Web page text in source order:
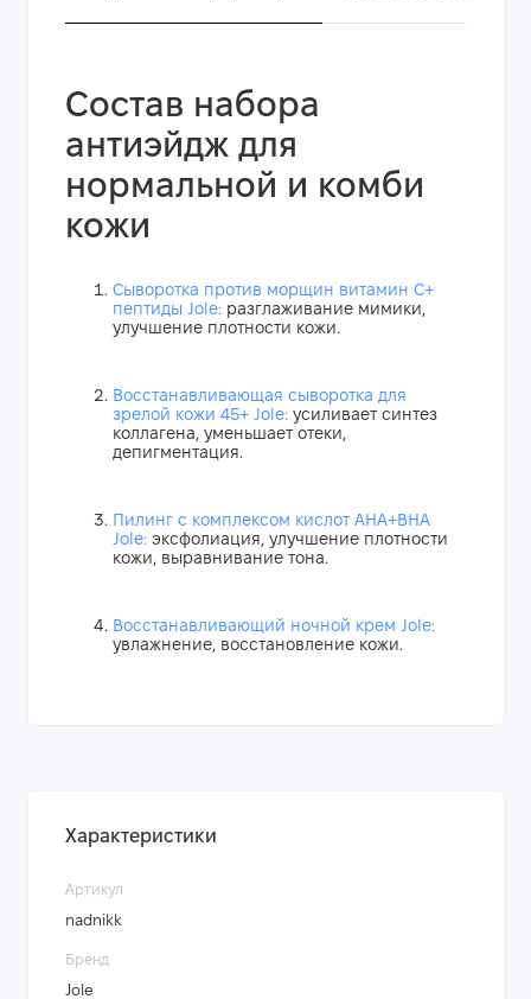
Состав набора
антиэйдж для
нормальной и комби
кожи
Сыворотка против морщин витамин C+
пептиды Jole: разглаживание мимики,
улучшение плотности кожи.
Восстанавливающая сыворотка для
зрелой кожи 45+ Jole: усиливает синтез
коллагена, уменьшает отеки,
депигментация.
Пилинг с комплексом кислот AHA+BHA
Jole: эксфолиация, улучшение плотности
кожи, выравнивание тона.
Восстанавливающий ночной крем Jole:
увлажнение, восстановление кожи.
Характеристики
Артикул
nadnikk
Бренд
Jole